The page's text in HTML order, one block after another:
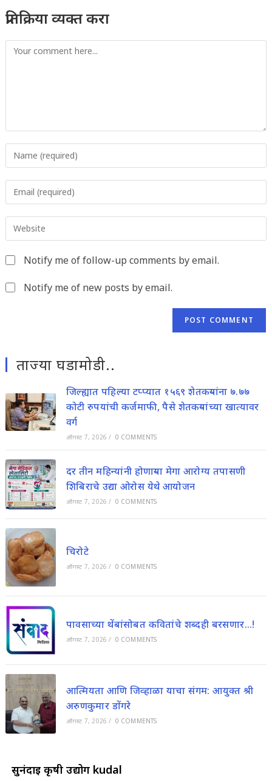
प्रतिक्रिया व्यक्त करा
Comment
your
username
to
comment
your
address
toyour
URL
Notify me of follow-up comments by email.
Notify me of new posts by email.
ताज्या घडामोडी..
जिल्ह्यात पहिल्या टप्प्यात १५६९ शेतकऱ्यांना ७.७७
कोटी रुपयांची कर्जमाफी, पैसे शेतकऱ्यांच्या खात्यावर
वर्ग
ऑगस्ट 7, 2026 / 0 COMMENTS
दर तीन महिन्यांनी होणाऱ्या मेगा आरोग्य तपासणी
शिबिराचे उद्या ओरोस येथे आयोजन
ऑगस्ट 7, 2026 / 0 COMMENTS
चिरोटे
ऑगस्ट 7, 2026 / 0 COMMENTS
पावसाच्या थेंबांसोबत कवितांचे शब्दही बरसणार…!
ऑगस्ट 7, 2026 / 0 COMMENTS
आत्मियता आणि जिव्हाळा याचा संगम: आयुक्त श्री
अरुणकुमार डोंगरे
ऑगस्ट 7, 2026 / 0 COMMENTS
सुनंदाई कृषी उद्योग kudal